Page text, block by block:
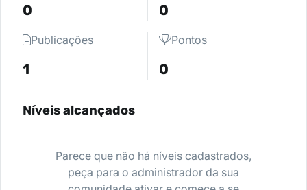
0 0
Publicações
1
Pontos
0
Níveis alcançados
Parece que não há níveis cadastrados,
peça para o administrador da sua